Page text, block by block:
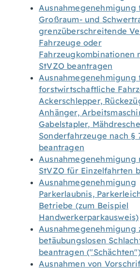
Ausnahmegenehmigung
Großraum- und
grenzüberschreitende
Fahrzeuge oder
Fahrzeugkombinationen
StVZO beantragen
Ausnahmegenehmigung
forstwirtschaftliche
Ackerschlepper,
Anhänger,
Gabelstapler,
Sonderfahrzeuge nach §
beantragen
Ausnahmegenehmigung
StVZO für Einzelfahrten
Ausnahmegenehmigung
Parkerlaubnis,
Betriebe (zum Beispiel
Handwerkerparkausweis)
Ausnahmegenehmigung
betäubungslosen
beantragen
Ausnahmen von